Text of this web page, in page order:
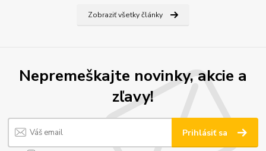
Zobraziť všetky články
Nepremeškajte novinky, akcie a
zľavy!
Prihlásiť sa